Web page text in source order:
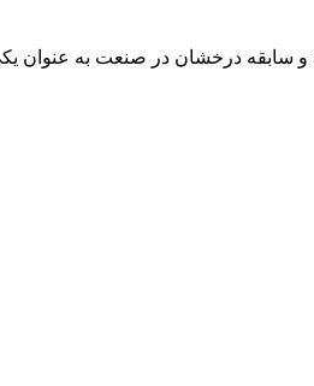
و مهندسی آراز فخر آذر به پشتوانه بیش از 15 سال